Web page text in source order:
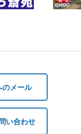
のメール
い合わせ